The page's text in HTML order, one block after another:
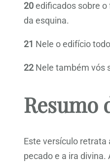
20edificados sobre o
da esquina.
21 Nele o edifício
22Nele também vós
Resumo
Este versículo
pecado e a ira